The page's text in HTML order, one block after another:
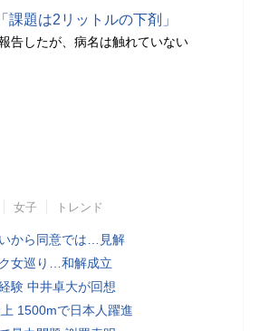
題は2リットルの下剤」
告したが、病名は触れていない
女子 トレンド
から同意では…見解
女巡り…和解成立
験 中井卓大が回想
1500mで日本人躍進